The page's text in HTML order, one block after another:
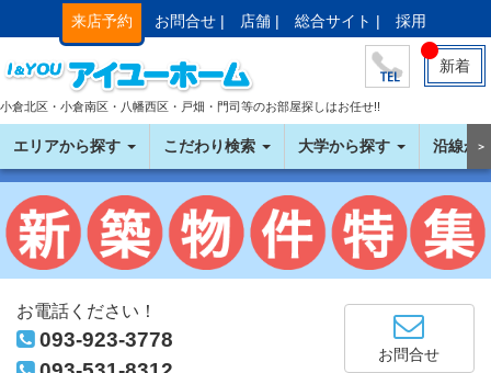
来店予約 お問合せ | 店舗 | 総合サイト | 採用
新着
小倉北区・小倉南区・八幡西区・戸畑・門司等のお部屋探しはお任せ!!
エリアから探す こだわり検索 大学から探す 沿線か＞
お電話ください！
093-923-3778
お問合せ